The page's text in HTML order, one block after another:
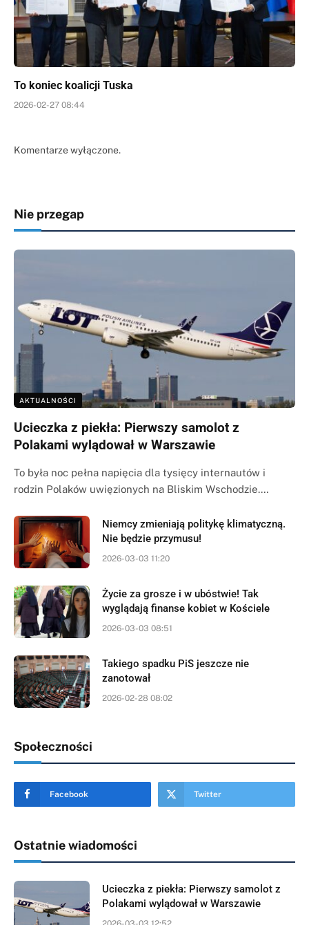
To koniec koalicji Tuska
2026-02-27 08:44
Komentarze wyłączone.
Nie przegap
AKTUALNOŚCI
Ucieczka z piekła: Pierwszy samolot z
Polakami wylądował w Warszawie
To była noc pełna napięcia dla tysięcy internautów i
rodzin Polaków uwięzionych na Bliskim Wschodzie.…
Niemcy zmieniają politykę klimatyczną.
Nie będzie przymusu!
2026-03-03 11:20
Życie za grosze i w ubóstwie! Tak
wyglądają finanse kobiet w Kościele
2026-03-03 08:51
Takiego spadku PiS jeszcze nie
zanotował
2026-02-28 08:02
Społeczności
Facebook Twitter
Ostatnie wiadomości
Ucieczka z piekła: Pierwszy samolot z
Polakami wylądował w Warszawie